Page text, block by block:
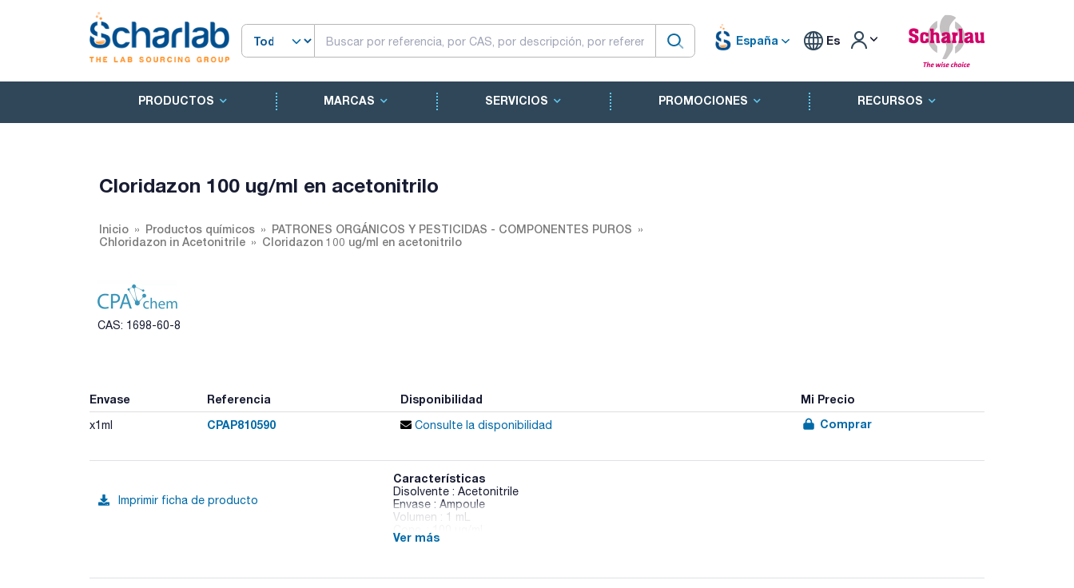
España Es
PRODUCTOS MARCAS SERVICIOS PROMOCIONES RECURSOS
Cloridazon 100 ug/ml en acetonitrilo
Inicio Productos químicos
PATRONES ORGÁNICOS Y PESTICIDAS - COMPONENTES PUROS
Chloridazon in Acetonitrile
Cloridazon 100 ug/ml en acetonitrilo
CAS: 1698-60-8
Envase Referencia Disponibilidad Mi Precio
x1ml CPAP810590 Consulte la disponibilidad Comprar
Imprimir ficha de producto
Características
Disolvente : Acetonitrile
Envase : Ampoule
Volumen : 1 mL
CAS : [1698-60-8]
Ver más